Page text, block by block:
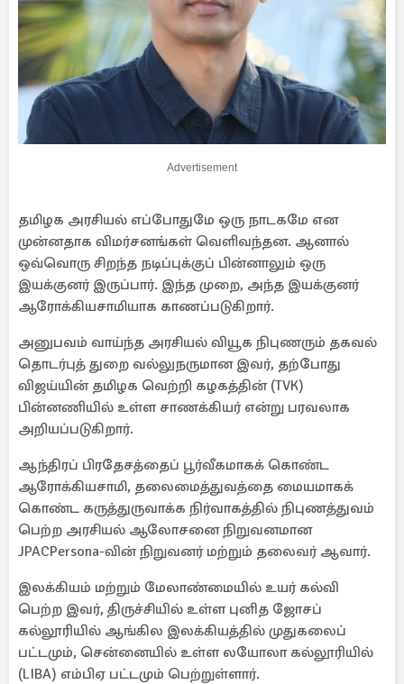
Advertisement
தமிழக அரசியல் எப்போதுமே ஒரு நாடகமே என
முன்னதாக விமர்சனங்கள் வெளிவந்தன. ஆனால்
ஒவ்வொரு சிறந்த நடிப்புக்குப் பின்னாலும் ஒரு
இயக்குனர் இருப்பார். இந்த முறை, அந்த இயக்குனர்
ஆரோக்கியசாமியாக காணப்படுகிறார்.
அனுபவம் வாய்ந்த அரசியல் வியூக நிபுணரும் தகவல்
தொடர்புத் துறை வல்லுநருமான இவர், தற்போது
விஜய்யின் தமிழக வெற்றி கழகத்தின் (TVK)
பின்னணியில் உள்ள சாணக்கியர் என்று பரவலாக
அறியப்படுகிறார்.
ஆந்திரப் பிரதேசத்தைப் பூர்வீகமாகக் கொண்ட
ஆரோக்கியசாமி, தலைமைத்துவத்தை மையமாகக்
கொண்ட கருத்துருவாக்க நிர்வாகத்தில் நிபுணத்துவம்
பெற்ற அரசியல் ஆலோசனை நிறுவனமான
JPACPersona-வின் நிறுவனர் மற்றும் தலைவர் ஆவார்.
இலக்கியம் மற்றும் மேலாண்மையில் உயர் கல்வி
பெற்ற இவர், திருச்சியில் உள்ள புனித ஜோசப்
கல்லூரியில் ஆங்கில இலக்கியத்தில் முதுகலைப்
பட்டமும், சென்னையில் உள்ள லயோலா கல்லூரியில்
(LIBA) எம்பிஏ பட்டமும் பெற்றுள்ளார்.